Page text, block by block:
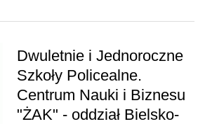
Dwuletnie i Jednoroczne
Szkoły Policealne.
Centrum Nauki i Biznesu
"ŻAK" - oddział Bielsko-